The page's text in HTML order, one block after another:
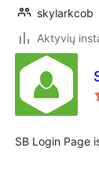
skylarkcob
Aktyvių
SB Login Page